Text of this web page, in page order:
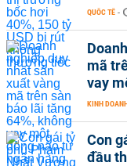
QUỐC TẾ -
mã
vay
KINH
Con
đầu